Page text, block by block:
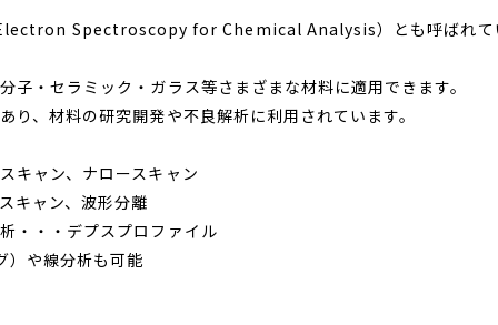
Electron Spectroscopy for Chemical Analysis）とも呼ばれて
・セラミック・ガラス等さまざまな材料に適用できます。
、材料の研究開発や不良解析に利用されています。
キャン、ナロースキャン
キャン、波形分離
・・・デプスプロファイル
）や線分析も可能